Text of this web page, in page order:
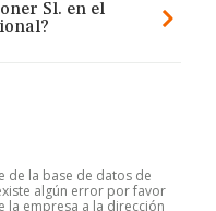
Sl. en el
de la base de datos de
existe algún error por favor
la empresa a la dirección